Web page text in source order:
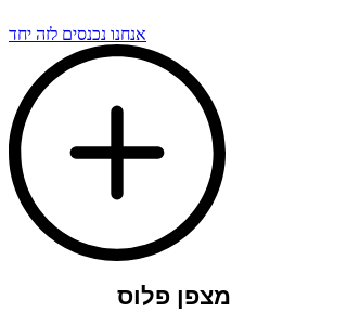
אנחנו נכנסים לזה יחד
מצפן פלוס